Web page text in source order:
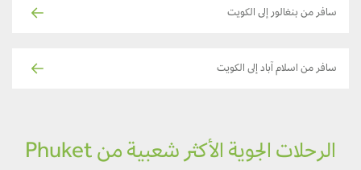
سافر من بنغالور إلى الكويت
سافر من اسلام آباد إلى الكويت
الرحلات الجوية الأكثر شعبية من Phuket